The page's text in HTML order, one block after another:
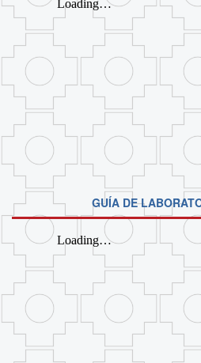
GUÍA DE